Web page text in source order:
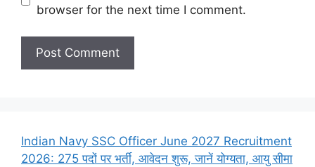
browser for the next time I comment.
Indian Navy SSC Officer June 2027 Recruitment
2026: 275 पदों पर भर्ती, आवेदन शुरू, जानें योग्यता, आयु सीमा